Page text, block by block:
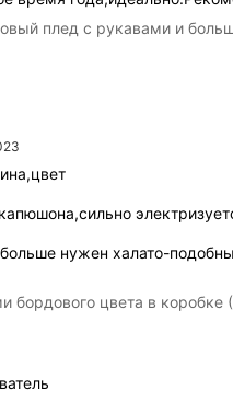
плед с рукавами и
нужен халато-
бордового цвета в коробке